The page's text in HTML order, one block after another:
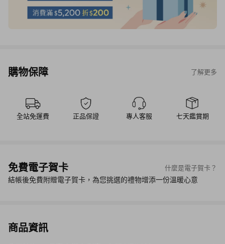
購物保障 了解更多
全站免運費 正品保證 專人客服 七天鑑賞期
免費電子賀卡 什麼是電子賀卡？
結帳後免費附贈電子賀卡，為您挑選的禮物增添一份溫暖心意
商品資訊